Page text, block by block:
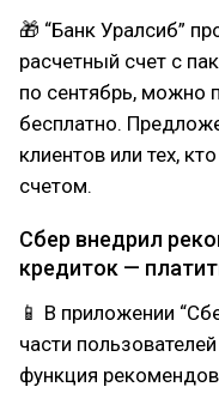
🎁 “Банк Уралсиб”
расчетный счет с
по сентябрь, можно
бесплатно.
клиентов или тех,
счетом.
Сбер внедрил
кредиток —
📱 В приложении
части
функция